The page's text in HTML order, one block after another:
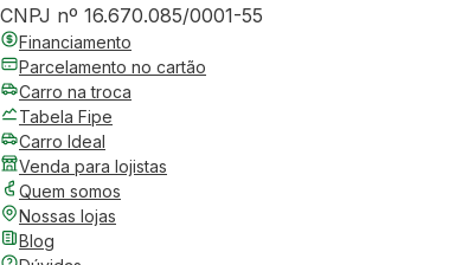
CNPJ nº 16.670.085/0001-55
Financiamento
Parcelamento no cartão
Carro na troca
Tabela Fipe
Carro Ideal
Venda para lojistas
Quem somos
Nossas lojas
Blog